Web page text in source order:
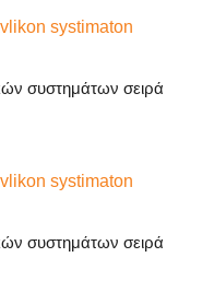
συστημάτων σειρά
συστημάτων σειρά